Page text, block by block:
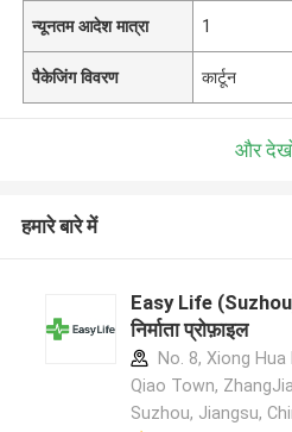
न्यूनतम आदेश मात्रा 1
पैकेजिंग विवरण कार्टून
और
हमारे बारे में
Easy Life
निर्माता प्रोफ़ाइल
No. 8, Xiong Hua
Qiao Town,
Suzhou, Jiangsu,